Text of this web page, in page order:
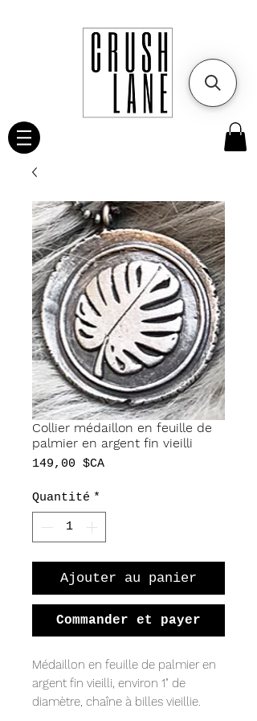
Collier médaillon en feuille de
palmier en argent fin vieilli
149,00 $CAPrix
Quantité *
Ajouter au panier
Commander et payer
Médaillon en feuille de palmier en
argent fin vieilli, environ 1" de
diamètre, chaîne à billes vieillie.